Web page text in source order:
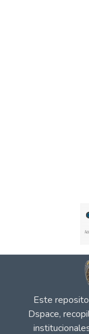
Este
Dspace,